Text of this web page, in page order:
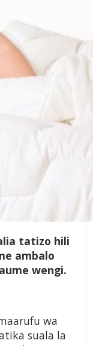
tatizo hili
ambalo
wengi.
wa
suala la